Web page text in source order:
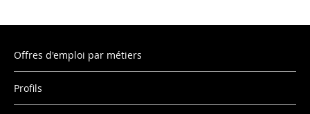
Offres d'emploi par métiers
Profils